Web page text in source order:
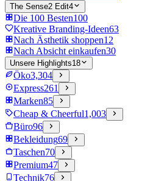
The Sense2 Edit4
Die 100 Besten100
Kreative Branding-Ideen63
Nach Ästhetik shoppen12
Nach Absicht einkaufen30
Unsere Highlights18
Öko3,304
Express261
Marken85
Cheap & Cheerful1,003
Büro96
Bekleidung69
Taschen70
Premium47
Technik76